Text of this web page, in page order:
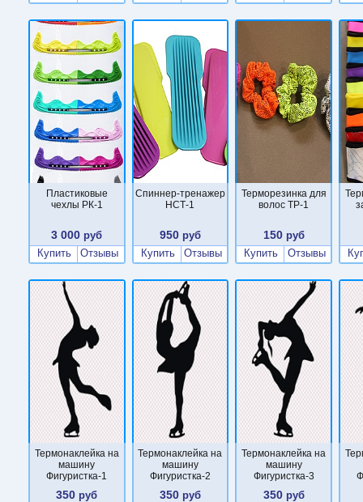
Пластиковые
чехлы РК-1
3 000 руб
Купить
Отзывы
Cпиннер-тренажер
НСТ-1
950 руб
Купить
Отзывы
Терморезинка для
волос ТР-1
150руб
Купить
Отзывы
Термонаклейка на
машину
Фигуристка-1
350 руб
Термонаклейка на
машину
Фигуристка-2
350 руб
Термонаклейка на
машину
Фигуристка-3
350руб